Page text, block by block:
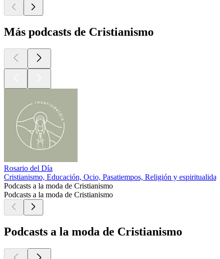
Más podcasts de Cristianismo
Rosario del Día
Cristianismo, Educación, Ocio, Pasatiempos, Religión y
Podcasts a la moda de Cristianismo
Podcasts a la moda de Cristianismo
Podcasts a la moda de Cristianismo